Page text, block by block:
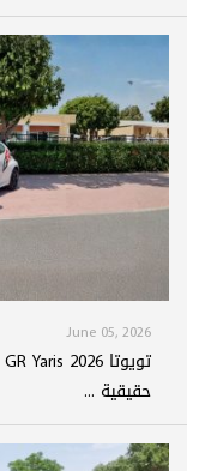
June 05, 2026
حقيقية ...